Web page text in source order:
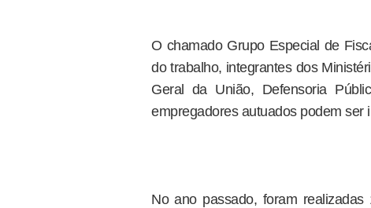
O chamado Grupo Especial de
do trabalho, integrantes dos
Geral da União, Defensoria
empregadores autuados podem ser
No ano passado, foram